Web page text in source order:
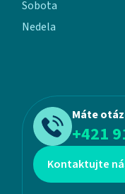
Sobota
Nedela
Máte
+421
Kontaktujte